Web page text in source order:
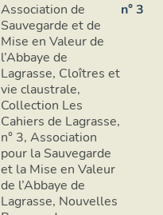
Association de
Sauvegarde et de
Mise en Valeur de
l’Abbaye de
Lagrasse, Cloîtres et
vie claustrale,
Collection Les
Cahiers de Lagrasse,
n° 3, Association
pour la Sauvegarde
et la Mise en Valeur
de l’Abbaye de
Lagrasse, Nouvelles
n° 3